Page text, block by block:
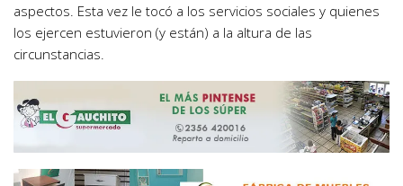
aspectos. Esta vez le tocó a los servicios sociales y quienes
los ejercen estuvieron (y están) a la altura de las
circunstancias.